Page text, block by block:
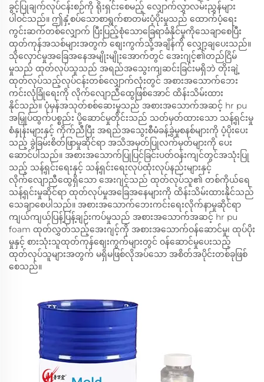
ခွင့်ပြုချက်လုပ်ငန်းစဉ်ကို ရိုးရှင်းစေမည့် လျှောက်လွှာလမ်းညွှန်များ
ပါဝင်သည်။ ဤနှံ့စပ်သောစာရွက်စာတမ်းပံ့ပိုးမှုသည် ထောက်ပံ့ရေး
ကွင်းဆက်တစ်လျှောက် ပြီးပြည့်စုံသောခြေရာခံနိုင်မှုကိုသေချာစေပြီး
ထုတ်ကုန်အသစ်များအတွက် စျေးကွက်သို့အချိန်ကို လျှော့ချပေးသည်။
သိုလှောင်မှုအခြေအနေအမျိုးမျိုးအောက်တွင် အေးဂျင့်၏တည်ငြိမ်
မှုသည် ထုတ်လုပ်သူသည် အရည်အသွေးကျဆင်းခြင်းမရှိဘဲ တိုးချဲ့
ထုတ်လုပ်သည့်လုပ်ငန်းတစ်လျှောက်လုံးတွင် အစားအသောက်ဘေး
ကင်းလုံခြုံရေးကို လိုက်လျောညီထွေဖြစ်အောင် ထိန်းသိမ်းထား
နိုင်သည်။ ပုံမှန်အသုတ်စစ်ဆေးမှုသည် အစားအသောက်အဆင့် hr pu
အမြှုပ်ထွက်ပစ္စည်း ပို့ဆောင်မှုတိုင်းသည် သတ်မှတ်ထားသော သန့်ရှင်းမှု
စံနှုန်းများနှင့် ကိုက်ညီပြီး အရည်အသွေးစီမံခန့်ခွဲမှုစနစ်များကို ပံ့ပိုးပေး
သည့် ခွဲခြမ်းစိတ်ဖြာမှုဆိုင်ရာ အသိအမှတ်ပြုလက်မှတ်များကို ပေး
ဆောင်ပါသည်။ အစားအသောက်ပြုပြင်ခြင်းပတ်ဝန်းကျင်တွင်အသုံးပြု
သည့် သန့်ရှင်းရေးနှင့် သန့်ရှင်းရေးလုပ်ထုံးလုပ်နည်းများနှင့်
လိုက်လျောညီထွေရှိသော အေးဂျင့်သည် ထုတ်လုပ်သူ၏ တစ်ကိုယ်ရေ
သန့်ရှင်းမှုဆိုင်ရာ ထုတ်လုပ်မှုအခြေအနေများကို ထိန်းသိမ်းထားနိုင်သည်
သေချာစေပါသည်။ အစားအသောက်ဘေးကင်းရေးလိုက်နာမှုဆိုင်ရာ
ကျယ်ကျယ်ပြန့်ပြန့်ချဉ်းကပ်မှုသည် အစားအသောက်အဆင့် hr pu
foam ထုတ်လွှတ်သည့်အေးဂျင့်ကို အစားအသောက်ဝန်ဆောင်မှု၊ ထုပ်ပိုး
မှုနှင့် စားသုံးသူထုတ်ကုန်စျေးကွက်များတွင် ဝန်ဆောင်မှုပေးသည့်
ထုတ်လုပ်သူများအတွက် မရှိမဖြစ်လိုအပ်သော အစိတ်အပိုင်းတစ်ခုဖြစ်
စေသည်။